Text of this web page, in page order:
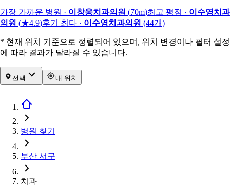
가장 가까운 병원 · 이창웅치과의원 (70m)최고 평점 · 이수영치과
의원 (★4.9)후기 최다 · 이수영치과의원 (44개)
* 현재 위치 기준으로 정렬되어 있으며, 위치 변경이나 필터 설정
에 따라 결과가 달라질 수 있습니다.
선택 내 위치
병원 찾기
부산 서구
치과